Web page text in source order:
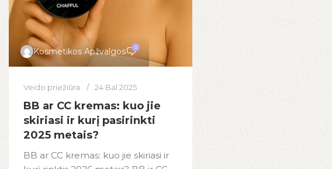
Kosmetikos Apžvalgos 0
Veido priežiūra 24 Bal 2025
BB ar CC kremas: kuo jie
skiriasi ir kurį pasirinkti
2025 metais?
BB ar CC kremas: kuo jie skiriasi ir